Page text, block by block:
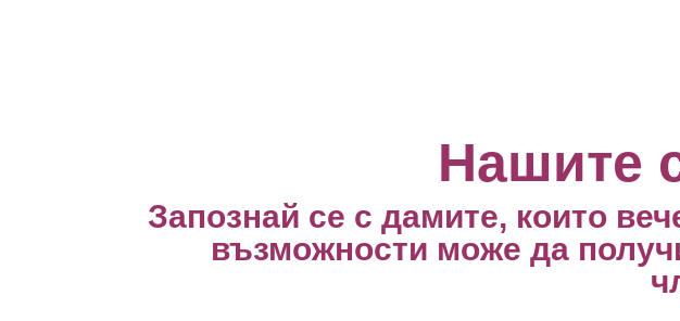
Нашите
Запознай се с дамите, които
възможности може да